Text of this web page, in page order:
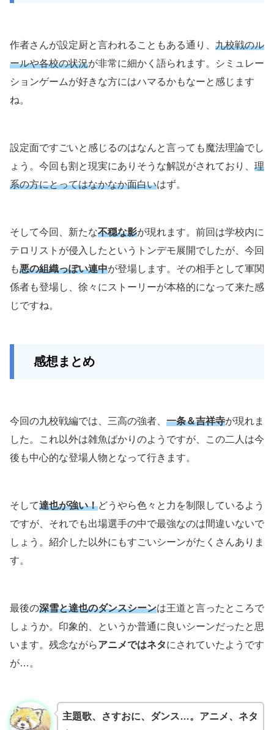
作者さんが設定厨と言われることもある通り、 九校戦のル
ールや各校の状況が非常に細かく語られます。シミュレー
ションゲームが好きな方にはハマるかもなーと感じます
ね。
設定面ですごいと感じるのはなんと言っても魔法理論でし
ょう。今回も割と現実にありそうな解説がされており、 理
系の方にとってはなかなか面白いはず。
そして今回、新たな不穏な影が現れます。前回は学校内に
テロリストが侵入したというトンデモ展開でしたが、今回
も悪の組織っぽい連中が登場します。その相手として軍関
係者も登場し、徐々にストーリーが本格的になって来た感
じですね。
感想まとめ
今回の九校戦編では、三高の強者、 一条＆吉祥寺が現れま
した。これ以外は雑魚ばかりのようですが、この二人は今
後も中心的な登場人物となって行きます。
そして達也が強い！どうやら色々と力を制限しているよう
ですが、それでも出場選手の中で最強なのは間違いないで
しょう。紹介した以外にもすごいシーンがたくさんありま
す。
最後の深雪と達也のダンスシーンは王道と言ったところで
しょうか。印象的、というか普通に良いシーンだったと思
います。残念ながらアニメではネタにされていたようです
が…。
主題歌、さすおに、ダンス…。アニメ、ネタ